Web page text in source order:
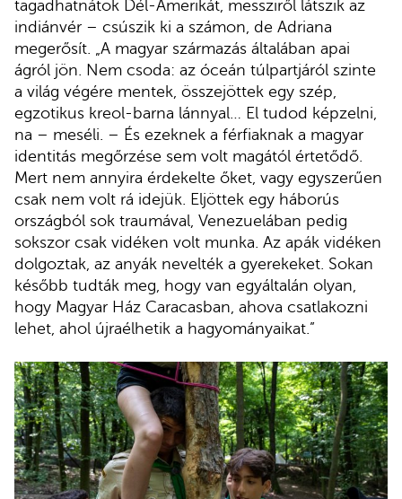
tagadhatnátok Dél-Amerikát, messziről látszik az
indiánvér – csúszik ki a számon, de Adriana
megerősít. „A magyar származás általában apai
ágról jön. Nem csoda: az óceán túlpartjáról szinte
a világ végére mentek, összejöttek egy szép,
egzotikus kreol-barna lánnyal… El tudod képzelni,
na – meséli. – És ezeknek a férfiaknak a magyar
identitás megőrzése sem volt magától értetődő.
Mert nem annyira érdekelte őket, vagy egyszerűen
csak nem volt rá idejük. Eljöttek egy háborús
országból sok traumával, Venezuelában pedig
sokszor csak vidéken volt munka. Az apák vidéken
dolgoztak, az anyák nevelték a gyerekeket. Sokan
később tudták meg, hogy van egyáltalán olyan,
hogy Magyar Ház Caracasban, ahova csatlakozni
lehet, ahol újraélhetik a hagyományaikat.”